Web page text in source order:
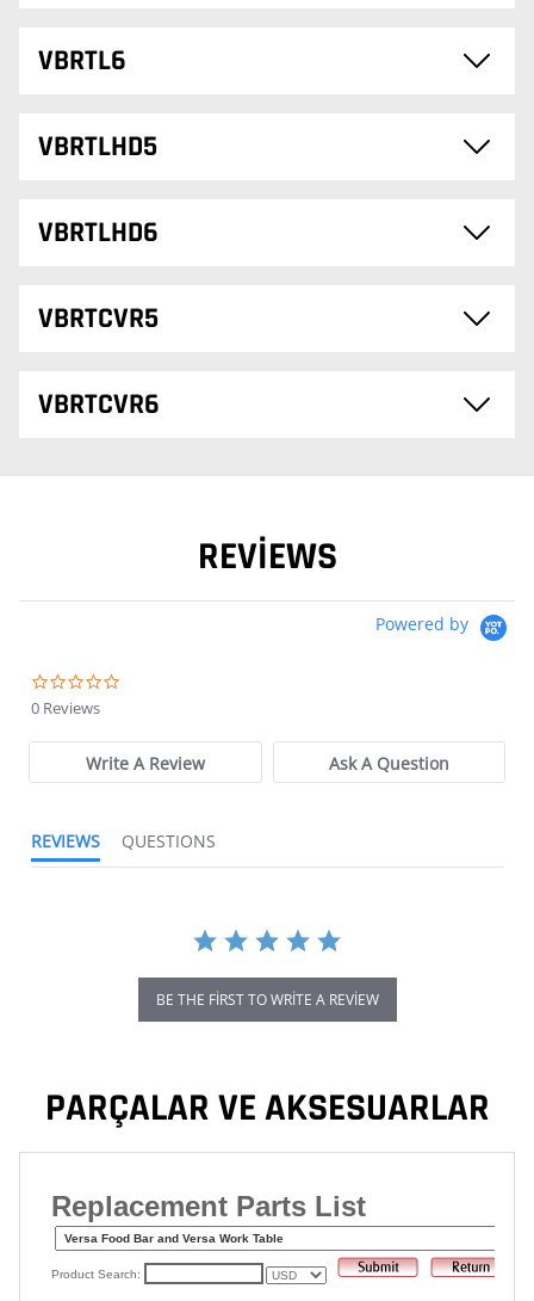
VBRTL6
VBRTLHD5
VBRTLHD6
VBRTCVR5
VBRTCVR6
REVIEWS
Powered by
0 Reviews
Write A Review Ask A Question
REVIEWS QUESTIONS
BE THE FIRST TO WRITE A REVIEW
PARÇALAR VE AKSESUARLAR